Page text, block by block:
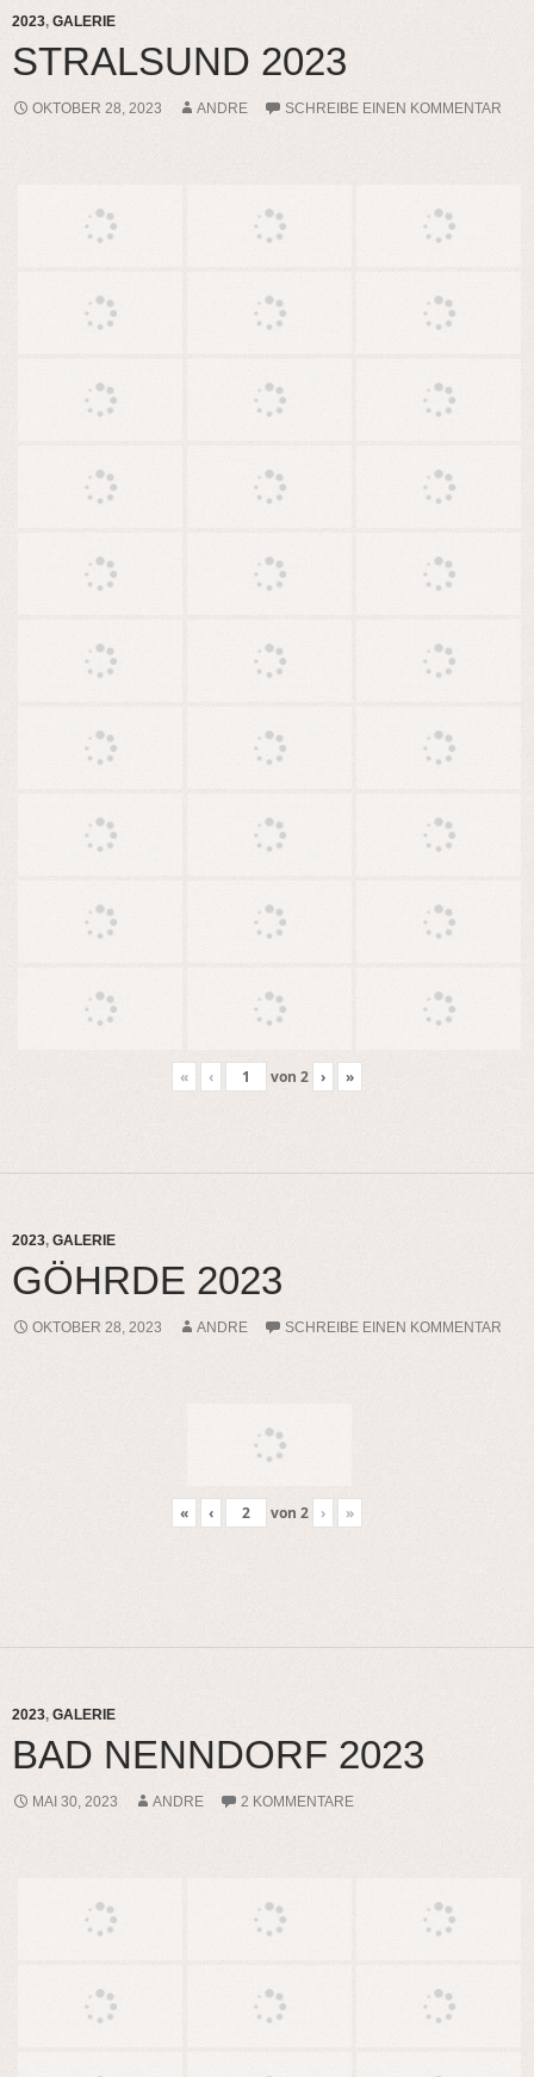
2023, GALERIE
STRALSUND 2023
OKTOBER 28, 2023 ANDRE SCHREIBE EINEN KOMMENTAR
« ‹ von 2 › »
2023, GALERIE
GÖHRDE 2023
OKTOBER 28, 2023 ANDRE SCHREIBE EINEN KOMMENTAR
« ‹ von 2 › »
2023, GALERIE
BAD NENNDORF 2023
MAI 30, 2023 ANDRE 2 KOMMENTARE